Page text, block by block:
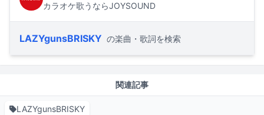
カラオケ歌うならJOYSOUND
LAZYgunsBRISKY の楽曲・歌詞を検索
関連記事
LAZYgunsBRISKY